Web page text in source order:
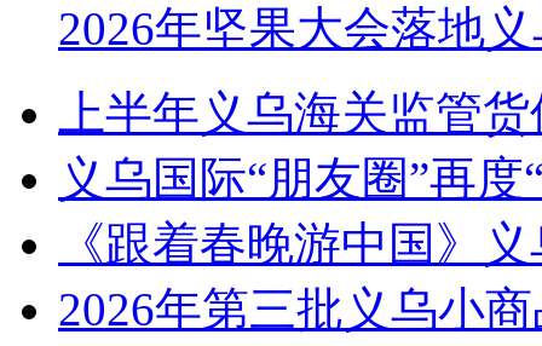
2026年坚果大会落地
上半年义乌海关监管
义乌国际“朋友圈”再度
《跟着春晚游中国》
2026年第三批义乌小